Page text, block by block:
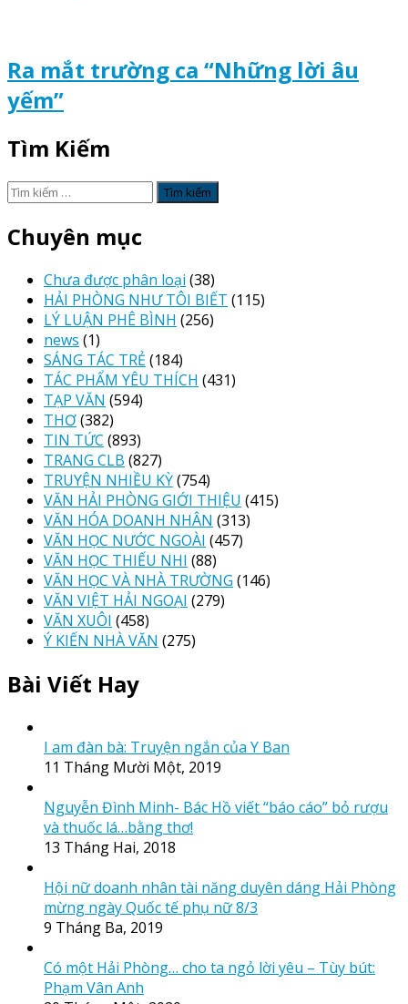
Ra mắt trường ca “Những lời âu
yếm”
Tìm Kiếm
Tìm
cho:
Chuyên mục
Chưa được phân loại (38)
HẢI PHÒNG NHƯ TÔI BIẾT (115)
LÝ LUẬN PHÊ BÌNH (256)
news (1)
SÁNG TÁC TRẺ (184)
TÁC PHẨM YÊU THÍCH (431)
TẠP VĂN (594)
THƠ(382)
TIN TỨC (893)
TRANG CLB (827)
TRUYỆN NHIỀU KỲ(754)
VĂN HẢI PHÒNG GIỚI THIỆU (415)
VĂN HÓA DOANH NHÂN (313)
VĂN HỌC NƯỚC NGOÀI (457)
VĂN HỌC THIẾU NHI (88)
VĂN HỌC VÀ NHÀ TRƯỜNG (146)
VĂN VIỆT HẢI NGOẠI (279)
VĂN XUÔI (458)
Ý KIẾN NHÀ VĂN (275)
Bài Viết Hay
I am đàn bà: Truyện ngắn của Y Ban
11 Tháng Mười Một, 2019
Nguyễn Đình Minh- Bác Hồ viết “báo cáo” bỏ rượu
và thuốc lá…bằng thơ!
13 Tháng Hai, 2018
Hội nữ doanh nhân tài năng duyên dáng Hải Phòng
mừng ngày Quốc tế phụ nữ 8/3
9 Tháng Ba, 2019
Có một Hải Phòng… cho ta ngỏ lời yêu – Tùy bút:
Phạm Vân Anh